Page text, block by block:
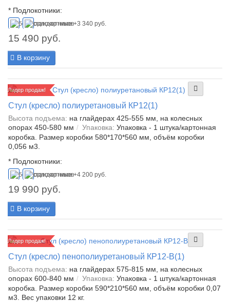
* Подлокотники:
15 490 руб.
В корзину
Лидер продаж!
Стул (кресло) полиуретановый КР12(1)
Высота подъема: на глайдерах 425-555 мм, на колесных
опорах 450-580 мм
Упаковка: Упаковка - 1 штука/картонная
коробка. Размер коробки 580*170*560 мм, объём коробки
0,056 м3.
* Подлокотники:
19 990 руб.
В корзину
Лидер продаж!
Стул (кресло) пенополиуретановый КР12-В(1)
Высота подъема: на глайдерах 575-815 мм, на колесных
опорах 600-840 мм
Упаковка: Упаковка - 1 штука/картонная
коробка. Размер коробки 590*210*560 мм, объём коробки 0,07
м3. Вес упаковки 12 кг.